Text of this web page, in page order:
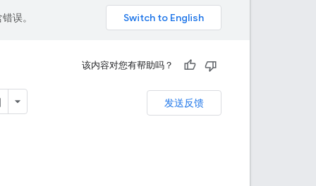
误。
该内容对您有帮助吗？
发送反馈